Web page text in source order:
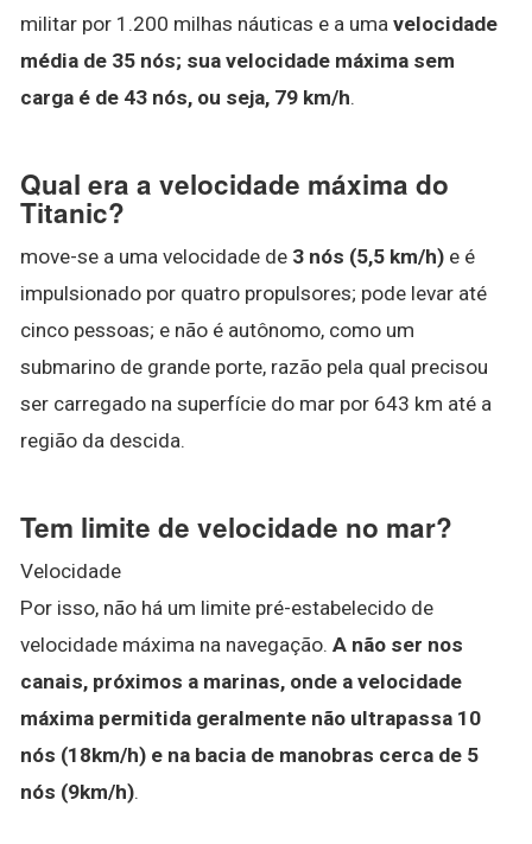
militar por 1.200 milhas náuticas e a uma velocidade
média de 35 nós; sua velocidade máxima sem
carga é de 43 nós, ou seja, 79 km/h.
Qual era a velocidade máxima do
Titanic?
move-se a uma velocidade de 3 nós (5,5 km/h) e é
impulsionado por quatro propulsores; pode levar até
cinco pessoas; e não é autônomo, como um
submarino de grande porte, razão pela qual precisou
ser carregado na superfície do mar por 643 km até a
região da descida.
Tem limite de velocidade no mar?
Velocidade
Por isso, não há um limite pré-estabelecido de
velocidade máxima na navegação. A não ser nos
canais, próximos a marinas, onde a velocidade
máxima permitida geralmente não ultrapassa 10
nós (18km/h) e na bacia de manobras cerca de 5
nós (9km/h).